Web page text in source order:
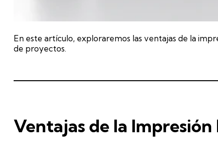
En este artículo, exploraremos las ventajas de la
de proyectos.
Ventajas de la